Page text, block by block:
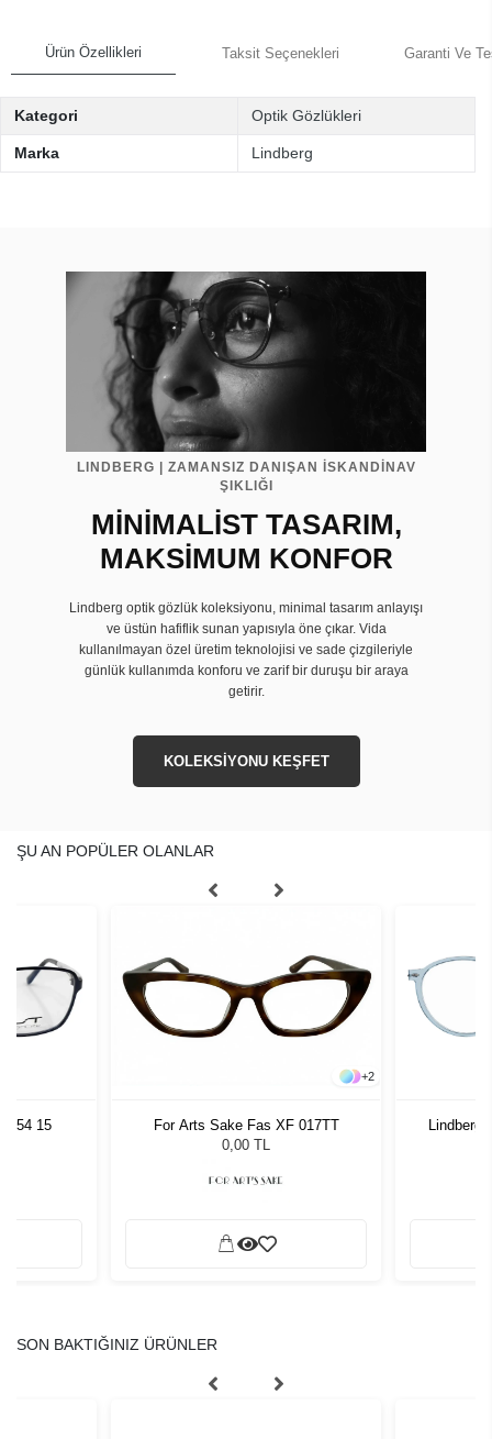
Ürün Özellikleri Taksit Seçenekleri Garanti Ve
Kategori Optik Gözlükleri
Marka Lindberg
LINDBERG | ZAMANSIZ DANIŞAN İSKANDİNAV
ŞIKLIĞI
MİNİMALİST TASARIM,
MAKSİMUM KONFOR
Lindberg optik gözlük koleksiyonu, minimal tasarım anlayışı
ve üstün hafiflik sunan yapısıyla öne çıkar. Vida
kullanılmayan özel üretim teknolojisi ve sade çizgileriyle
günlük kullanımda konforu ve zarif bir duruşu bir araya
getirir.
KOLEKSİYONU KEŞFET
ŞU AN POPÜLER OLANLAR
54 15
+2
For Arts Sake Fas XF 017TT
0,00 TL
Lindberg
SON BAKTIĞINIZ ÜRÜNLER